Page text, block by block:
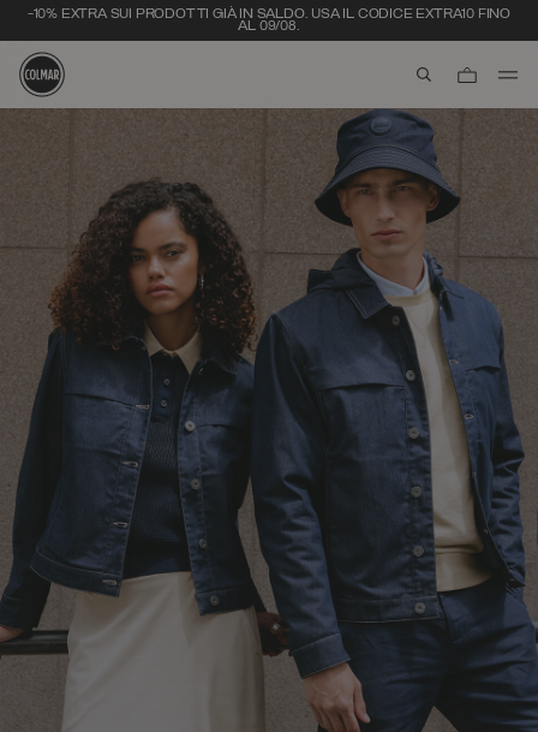
-10% EXTRA SUI PRODOTTI GIÀ IN SALDO. USA IL CODICE EXTRA10 FINO
AL 09/08.
Passa al contenuto principale
Passa al contenuto a piè di pagina